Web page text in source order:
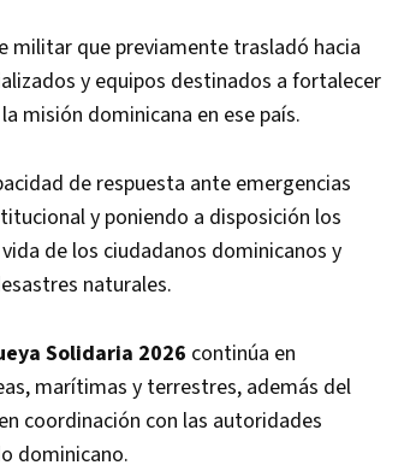
militar que previamente trasladó hacia
y equipos destinados a fortalecer
misión dominicana en ese país.
de respuesta ante emergencias
y poniendo a disposición los
de los ciudadanos dominicanos y
naturales.
Solidaria 2026 continúa en
marítimas y terrestres, además del
coordinación con las autoridades
dominicano.